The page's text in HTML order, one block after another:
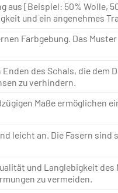
aus [Beispiel: 50% Wolle,
und ein angenehmes
Farbgebung. Das
des Schals, die
zu verhindern.
Maße
leicht an. Die Fasern
und Langlebigkeit
zu vermeiden.